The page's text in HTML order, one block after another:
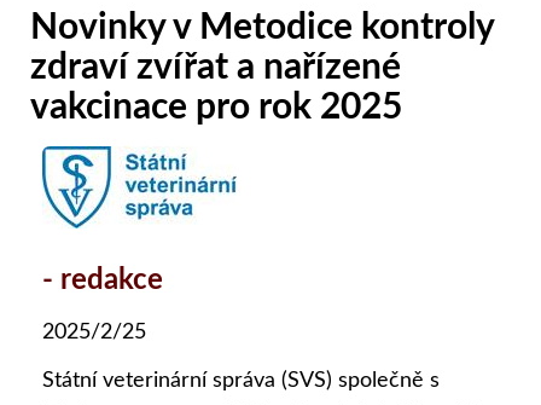
Novinky v Metodice kontroly
zdraví zvířat a nařízené
vakcinace pro rok 2025
- redakce
2025/2/25
Státní veterinární správa (SVS) společně s